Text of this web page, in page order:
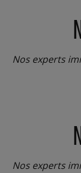
Nos experts
Nos experts